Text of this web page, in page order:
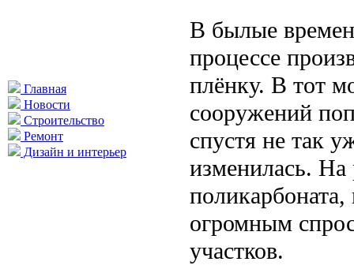
Главная
Новости
Строительство
Ремонт
Дизайн и интерьер
В былые
процессе
плёнку. В тот
сооружений
спустя не так
изменилась.
огромным
участков.